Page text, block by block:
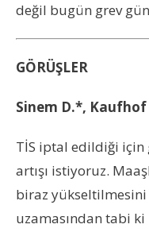
değil bugün grev
GÖRÜŞLER
Sinem D.*, Kaufhof
TİS iptal edildiği için
artışı istiyoruz.
biraz
uzamasından tabi ki